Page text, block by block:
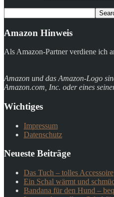
Amazon Hinweis
Als Amazon-Partner verdiene ich
Amazon und das Amazon-Logo
Amazon.com, Inc. oder eines
Wichtiges
Impressum
Datenschutz
Neueste Beiträge
Das Tuch – tolles Accessoire
Ein Schal wärmt und
Bandana für den Hund –